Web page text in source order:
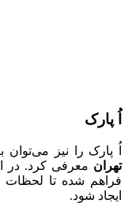
اُ پارک
اُ پارک را نیز
تهران معرفی کرد. در
فراهم شده تا لحظات
ایجاد شود.